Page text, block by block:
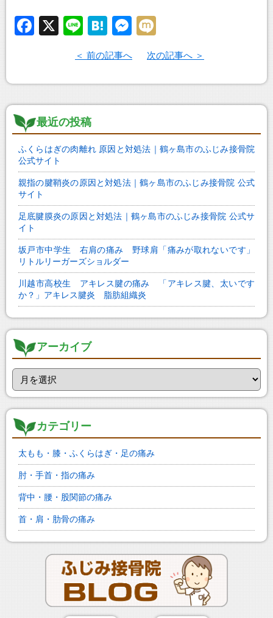
F
e
b
o
o
k
X
Li
e
H
at
e
n
a
M
ss
e
n
er
ixi
前の記事へ 次の記事へ
最近の投稿
ふくらはぎの肉離れ 原因と対処法｜鶴ヶ島市のふじみ接骨院
公式サイト
親指の腱鞘炎の原因と対処法｜鶴ヶ島市のふじみ接骨院 公式
サイト
足底腱膜炎の原因と対処法｜鶴ヶ島市のふじみ接骨院 公式サ
イト
坂戸市中学生 右肩の痛み 野球肩「痛みが取れないです」
リトルリーガーズショルダー
川越市高校生 アキレス腱の痛み 「アキレス腱、太いです
か？」アキレス腱炎 脂肪組織炎
アーカイブ
カテゴリー
太もも・膝・ふくらはぎ・足の痛み
肘・手首・指の痛み
背中・腰・股関節の痛み
首・肩・肋骨の痛み